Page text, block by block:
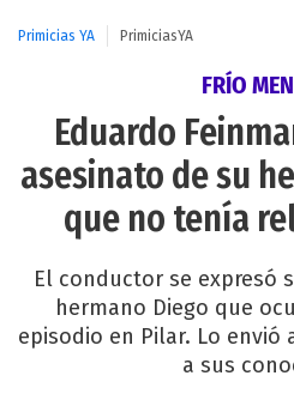
Primicias YA PrimiciasYA
FRÍO
Eduardo
asesinato de su
que no tenía
El conductor se expresó
hermano Diego que
episodio en Pilar. Lo envió
a sus